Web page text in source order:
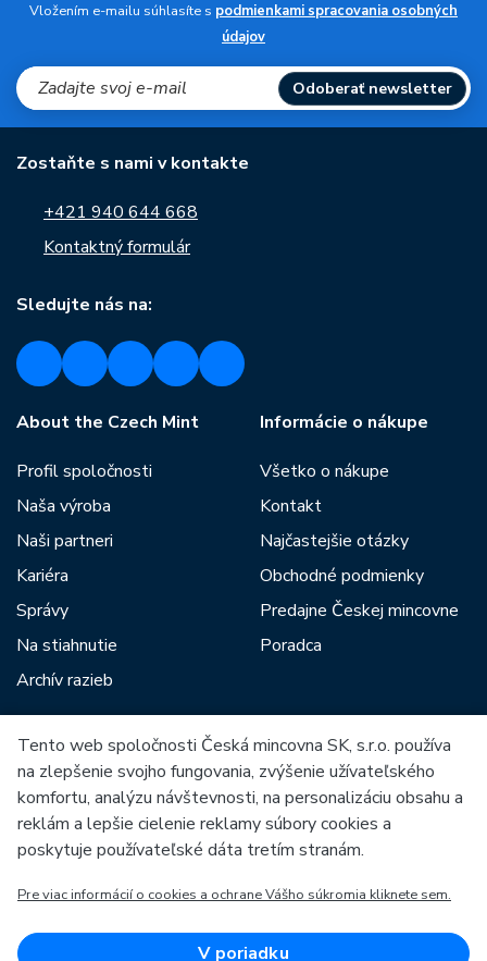
Vložením e-mailu súhlasíte s podmienkami spracovania osobných
údajov
Odoberať newsletter
Zostaňte s nami v kontakte
+421 940 644 668
Kontaktný formulár
Sledujte nás na:
About the Czech Mint
Profil spoločnosti
Naša výroba
Naši partneri
Kariéra
Správy
Na stiahnutie
Archív razieb
Informácie o nákupe
Všetko o nákupe
Kontakt
Najčastejšie otázky
Obchodné podmienky
Predajne Českej mincovne
Poradca
Medzi našich partnerov patria:
Európska únia
OP Podnikanie a inovácie pre konkurencieschopnosť
Tento web spoločnosti Česká mincovna SK, s.r.o. používa
na zlepšenie svojho fungovania, zvýšenie užívateľského
komfortu, analýzu návštevnosti, na personalizáciu obsahu a
reklám a lepšie cielenie reklamy súbory cookies a
poskytuje používateľské dáta tretím stranám.
Pre viac informácií o cookies a ochrane Vášho súkromia kliknete sem.
V poriadku